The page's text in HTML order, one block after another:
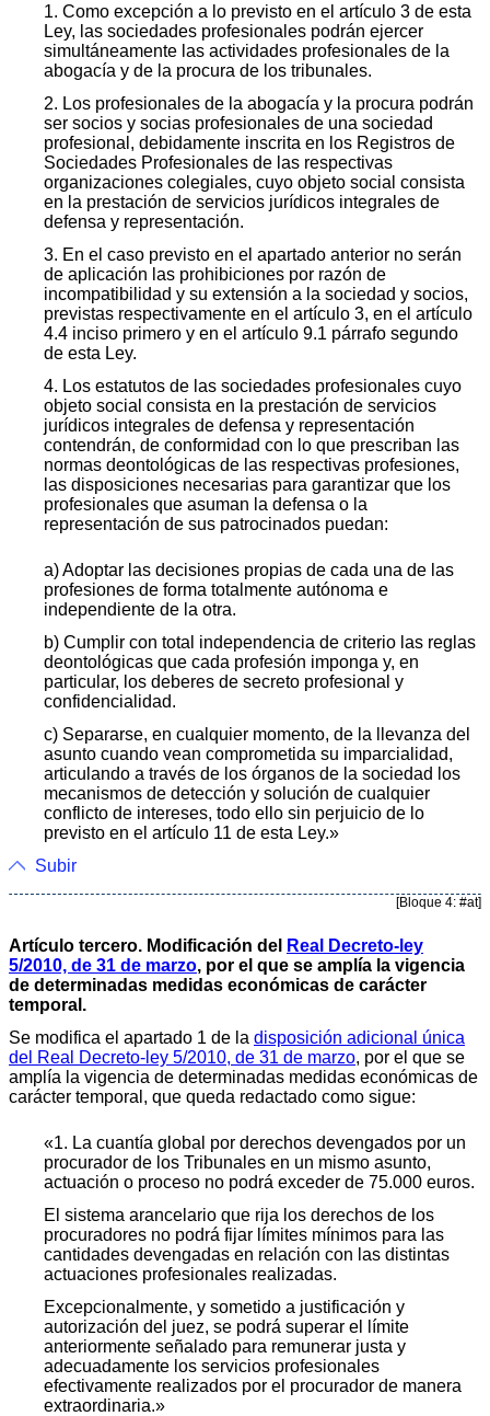
1. Como excepción a lo previsto en el artículo 3 de esta
Ley, las sociedades profesionales podrán ejercer
simultáneamente las actividades profesionales de la
abogacía y de la procura de los tribunales.
2. Los profesionales de la abogacía y la procura podrán
ser socios y socias profesionales de una sociedad
profesional, debidamente inscrita en los Registros de
Sociedades Profesionales de las respectivas
organizaciones colegiales, cuyo objeto social consista
en la prestación de servicios jurídicos integrales de
defensa y representación.
3. En el caso previsto en el apartado anterior no serán
de aplicación las prohibiciones por razón de
incompatibilidad y su extensión a la sociedad y socios,
previstas respectivamente en el artículo 3, en el artículo
4.4 inciso primero y en el artículo 9.1 párrafo segundo
de esta Ley.
4. Los estatutos de las sociedades profesionales cuyo
objeto social consista en la prestación de servicios
jurídicos integrales de defensa y representación
contendrán, de conformidad con lo que prescriban las
normas deontológicas de las respectivas profesiones,
las disposiciones necesarias para garantizar que los
profesionales que asuman la defensa o la
representación de sus patrocinados puedan:
a) Adoptar las decisiones propias de cada una de las
profesiones de forma totalmente autónoma e
independiente de la otra.
b) Cumplir con total independencia de criterio las reglas
deontológicas que cada profesión imponga y, en
particular, los deberes de secreto profesional y
confidencialidad.
c) Separarse, en cualquier momento, de la llevanza del
asunto cuando vean comprometida su imparcialidad,
articulando a través de los órganos de la sociedad los
mecanismos de detección y solución de cualquier
conflicto de intereses, todo ello sin perjuicio de lo
previsto en el artículo 11 de esta Ley.»
Subir
[Bloque 4: #at]
Artículo tercero. Modificación del
Real Decreto-ley
5/2010, de 31 de marzo, por el que se amplía la vigencia
de determinadas medidas económicas de carácter
temporal.
Se modifica el apartado 1 de la disposición adicional única
del Real Decreto-ley 5/2010, de 31 de marzo, por el que se
amplía la vigencia de determinadas medidas económicas de
carácter temporal, que queda redactado como sigue:
«1. La cuantía global por derechos devengados por un
procurador de los Tribunales en un mismo asunto,
actuación o proceso no podrá exceder de 75.000 euros.
El sistema arancelario que rija los derechos de los
procuradores no podrá fijar límites mínimos para las
cantidades devengadas en relación con las distintas
actuaciones profesionales realizadas.
Excepcionalmente, y sometido a justificación y
autorización del juez, se podrá superar el límite
anteriormente señalado para remunerar justa y
adecuadamente los servicios profesionales
efectivamente realizados por el procurador de manera
extraordinaria.»